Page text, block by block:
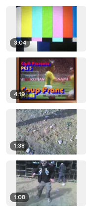
3:04
4:19
1:38
1:08